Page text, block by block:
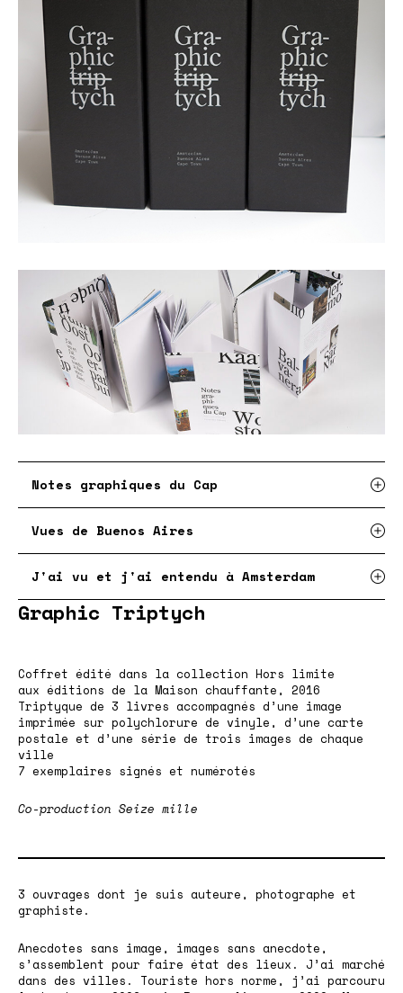
Notes graphiques du Cap
Vues de Buenos Aires
J'ai vu et j'ai entendu à Amsterdam
Graphic Triptych
Coffret édité dans la collection Hors limite
aux éditions de la Maison chauffante , 2016
Triptyque de 3 livres accompagnés d’une image
imprimée sur polychlorure de vinyle, d’une carte
postale et d’une série de trois images de chaque
ville
7 exemplaires signés et numérotés
Co-production Seize mille
3 ouvrages dont je suis auteure, photographe et
graphiste.
Anecdotes sans image, images sans anecdote,
s’assemblent pour faire état des lieux. J’ai marché
dans des villes. Touriste hors norme, j’ai parcouru